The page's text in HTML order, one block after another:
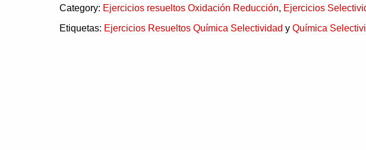
Category: Ejercicios resueltos Oxidación Reducción, Ejercicios
Etiquetas: Ejercicios Resueltos Química Selectividad y Química